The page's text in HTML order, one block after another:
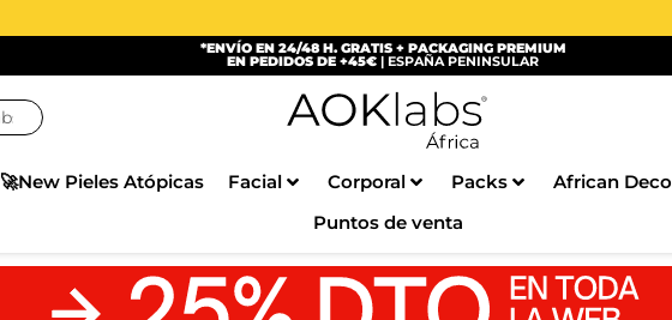
*ENVÍO EN 24/48 H. GRATIS + PACKAGING PREMIUM
EN PEDIDOS DE +45€ | ESPAÑA PENINSULAR
🚀New Pieles Atópicas Facial Corporal Packs African Deco
Puntos de venta